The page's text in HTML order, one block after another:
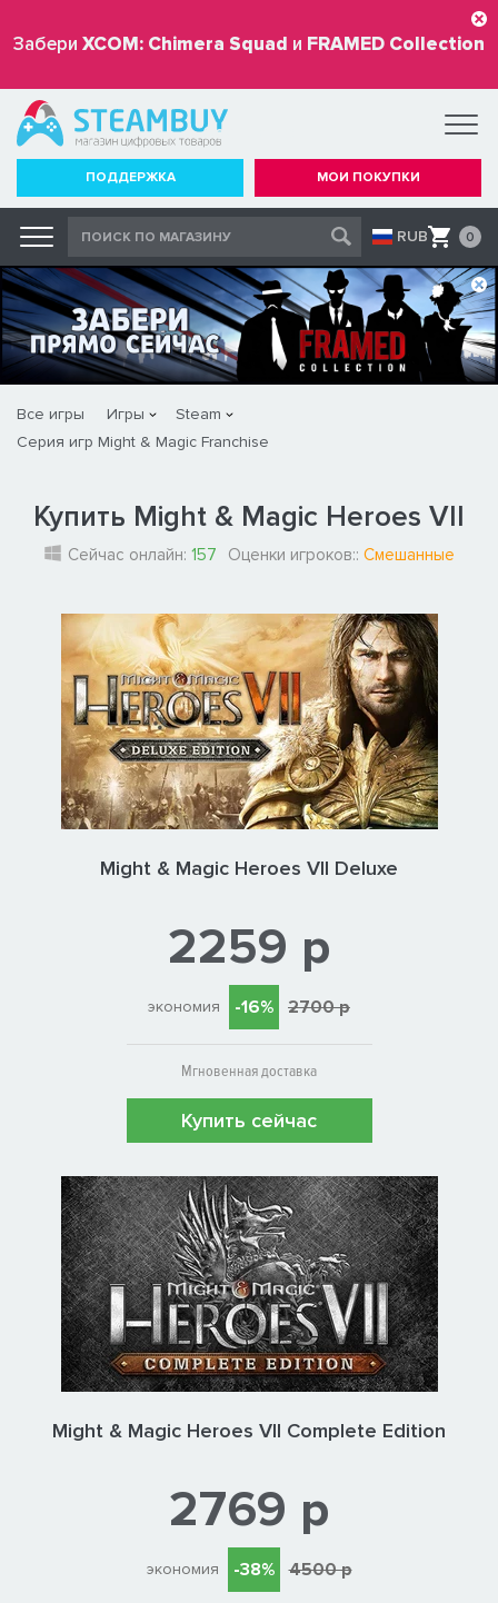
Забери XCOM: Chimera Squad и FRAMED Collection
бесплатно
ПОДДЕРЖКА МОИ ПОКУПКИ
RUB 0
Все игры Игры
Steam
Серия игр Might & Magic Franchise
Купить Might & Magic Heroes VII
Сейчас онлайн: 157 Оценки игроков:: Смешанные
Might & Magic Heroes VII Deluxe
2259 р
экономия -16% 2700 р
Мгновенная доставка
Купить сейчас
Might & Magic Heroes VII Complete Edition
2769 р
экономия -38% 4500 р